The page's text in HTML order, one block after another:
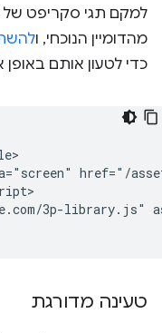
למקם תגי סקריפט
מהדומיין הנוכחי, ו
כדי לטעון אותם באופן
href="/
3p-library.js"
טעינה מדורגת